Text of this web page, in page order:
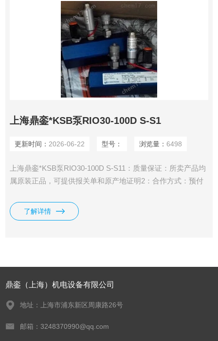
上海鼎銮*KSB泵RIO30-100D S-S1
更新时间： 2026-06-22 型号： 浏览量： 6498
上海鼎銮*KSB泵RIO30-100D S-S11：质量保证：所卖产品均
属原装正品，可提供报关单和原产地证明2：合作方式：预付
了解详情
鼎銮（上海）机电设备有限公司
地址：上海市浦东新区周康路26号
邮箱：3248370990@qq.com